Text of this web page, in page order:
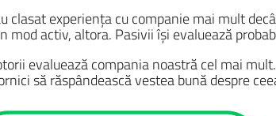
clasat experiența cu companie mai mult
mod activ, altora. Pasivii își evaluează
evaluează compania noastră cel mai
să răspândească vestea bună despre